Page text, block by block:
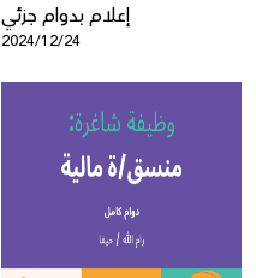
إعلام بدوام جزئي
2024/12/24